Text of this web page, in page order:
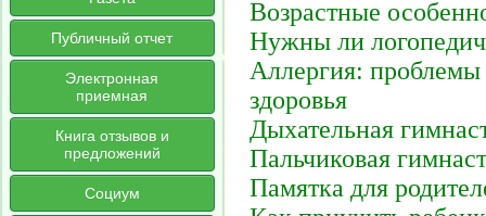
Публичный отчет
Электронная
приемная
Книга отзывов и
предложений
Социум
Возрастные
Нужны ли
Аллергия: проблемы
здоровья
Дыхательная
Пальчиковая
Памятка для